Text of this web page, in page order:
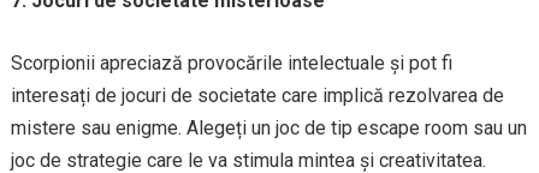
Scorpionii apreciază provocările intelectuale și pot fi
interesați de jocuri de societate care implică rezolvarea de
mistere sau enigme. Alegeți un joc de tip escape room sau un
joc de strategie care le va stimula mintea și creativitatea.